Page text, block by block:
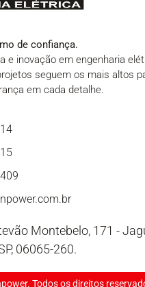
de confiança.
e inovação em engenharia
seguem os mais altos
em cada detalhe.
Montebelo, 171 -
06065-260.
Todos os direitos